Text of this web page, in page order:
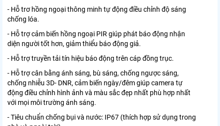
- Hỗ trơ hồng ngoại thông minh tự động điều chỉnh độ sáng
chống lóa.
- Hỗ trợ cảm biến hồng ngoại PIR giúp phát báo động nhận
diện người tốt hơn, giảm thiểu báo động giả.
- Hỗ trợ truyền tải tín hiệu báo động trên cáp đồng trục.
- Hỗ trợ cân bằng ánh sáng, bù sáng, chống ngược sáng,
chống nhiễu 3D- DNR, cảm biến ngày/đêm giúp camera tự
động điều chỉnh hình ảnh và màu sắc đẹp nhất phù hợp nhất
với mọi môi trường ánh sáng.
- Tiêu chuẩn chống bụi và nước: IP67 (thích hợp sử dụng trong